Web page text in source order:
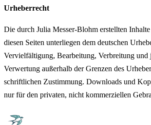
Urheberrecht
Die durch Julia Messer-Blohm erstellten
diesen Seiten unterliegen dem deutschen
Vervielfältigung, Bearbeitung, Verbreitung und
Verwertung außerhalb der Grenzen des
schriftlichen Zustimmung. Downloads und
nur für den privaten, nicht kommerziellen